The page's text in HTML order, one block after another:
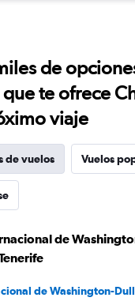
de
te ofrece
viaje
de vuelos Vuelos
de
de Washington-